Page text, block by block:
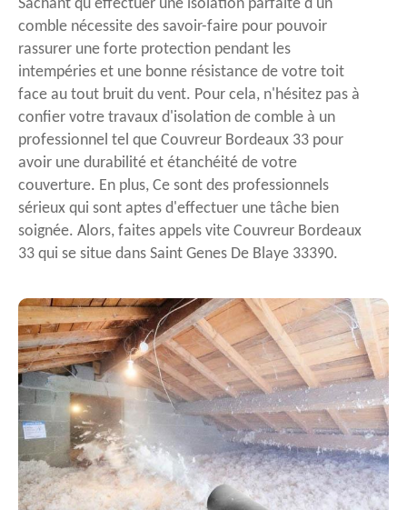
Sachant qu'effectuer une isolation parfaite d'un
comble nécessite des savoir-faire pour pouvoir
rassurer une forte protection pendant les
intempéries et une bonne résistance de votre toit
face au tout bruit du vent. Pour cela, n'hésitez pas à
confier votre travaux d'isolation de comble à un
professionnel tel que Couvreur Bordeaux 33 pour
avoir une durabilité et étanchéité de votre
couverture. En plus, Ce sont des professionnels
sérieux qui sont aptes d'effectuer une tâche bien
soignée. Alors, faites appels vite Couvreur Bordeaux
33 qui se situe dans Saint Genes De Blaye 33390.